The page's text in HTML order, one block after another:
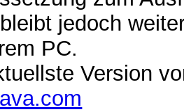
jedoch
PC.
Version